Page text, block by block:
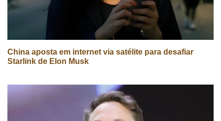
China aposta em internet via satélite para desafiar
Starlink de Elon Musk